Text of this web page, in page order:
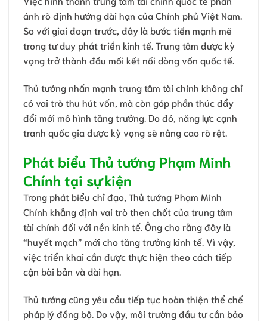
ánh rõ định hướng dài hạn của Chính phủ Việt Nam.
So với giai đoạn trước, đây là bước tiến mạnh mẽ
trong tư duy phát triển kinh tế. Trung tâm được kỳ
vọng trở thành đầu mối kết nối dòng vốn quốc tế.
Thủ tướng nhấn mạnh trung tâm tài chính không chỉ
có vai trò thu hút vốn, mà còn góp phần thúc đẩy
đổi mới mô hình tăng trưởng. Do đó, năng lực cạnh
tranh quốc gia được kỳ vọng sẽ nâng cao rõ rệt.
Phát biểu Thủ tướng Phạm Minh
Chính tại sự kiện
Trong phát biểu chỉ đạo, Thủ tướng Phạm Minh
Chính khẳng định vai trò then chốt của trung tâm
tài chính đối với nền kinh tế. Ông cho rằng đây là
“huyết mạch” mới cho tăng trưởng kinh tế. Vì vậy,
việc triển khai cần được thực hiện theo cách tiếp
cận bài bản và dài hạn.
Thủ tướng cũng yêu cầu tiếp tục hoàn thiện thể chế
pháp lý đồng bộ. Do vậy, môi trường đầu tư cần bảo